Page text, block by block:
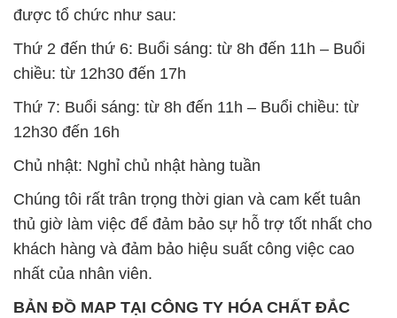
được tổ chức như sau:
Thứ 2 đến thứ 6: Buổi sáng: từ 8h đến 11h – Buổi
chiều: từ 12h30 đến 17h
Thứ 7: Buổi sáng: từ 8h đến 11h – Buổi chiều: từ
12h30 đến 16h
Chủ nhật: Nghỉ chủ nhật hàng tuần
Chúng tôi rất trân trọng thời gian và cam kết tuân
thủ giờ làm việc để đảm bảo sự hỗ trợ tốt nhất cho
khách hàng và đảm bảo hiệu suất công việc cao
nhất của nhân viên.
BẢN ĐỒ MAP TẠI CÔNG TY HÓA CHẤT ĐẮC